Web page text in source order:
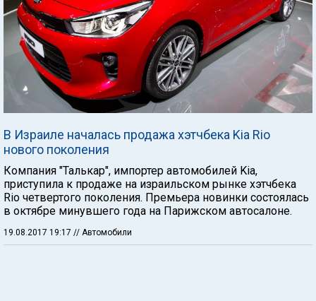
В Израиле началась продажа хэтчбека Kia Rio
нового поколения
Компания "Талькар", импортер автомобилей Kia,
приступила к продаже на израильском рынке хэтчбека
Rio четвертого поколения. Премьера новинки состоялась
в октябре минувшего года на Парижском автосалоне.
19.08.2017 19:17 // Автомобили